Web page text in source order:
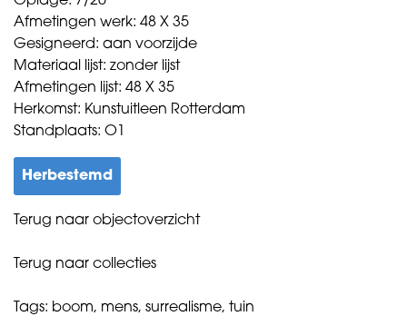
Afmetingen werk: 48 X 35
Gesigneerd: aan voorzijde
Materiaal lijst: zonder lijst
Afmetingen lijst: 48 X 35
Herkomst: Kunstuitleen Rotterdam
Standplaats: O1
Herbestemd
Terug naar objectoverzicht
Terug naar collecties
Tags: boom, mens, surrealisme, tuin